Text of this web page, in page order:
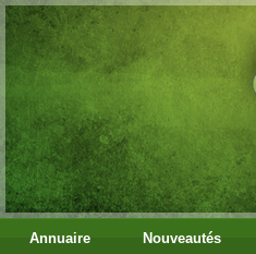
Annuaire Nouveautés